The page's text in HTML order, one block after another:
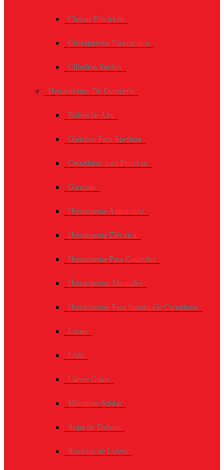
Chapas Eléctricas
Cierrapuertas Emergencia
Cilindros Sueltos
Herramientas De Cerrajería
Bolsas de Aire
Ganchos Para Apertura
Cerraduras para Practicar
Ganzuas
Herramienta Automotriz
Herramienta Eléctrica
Herramienta Para Controles
Herramientas Manuales
Herramientas Para Instalación Cerraduras
Limas
Lishi
Llaves Guias
Máquinas Soldar
Ropa de Trabajo
Rosarios de Llaves